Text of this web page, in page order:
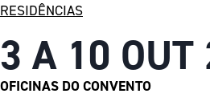
RESIDÊNCIAS
3 A 10 OUT
OFICINAS DO CONVENTO